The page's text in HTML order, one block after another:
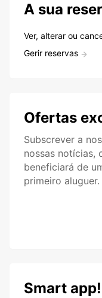
A sua
Ver, alterar ou
Gerir reservas
Ofertas
Subscrever a
nossas notícias,
beneficiará de
primeiro aluguer.
Smart